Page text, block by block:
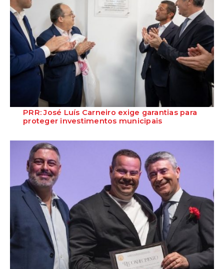
PRR: José Luís Carneiro exige garantias para
proteger investimentos municipais
assegurar a continuidade do f...